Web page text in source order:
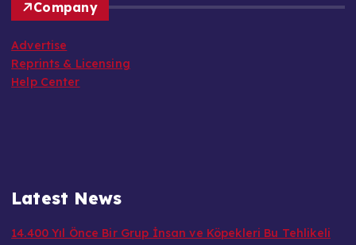
Reprints & Licensing
Help Center
Mağarayı Keşfetmiş